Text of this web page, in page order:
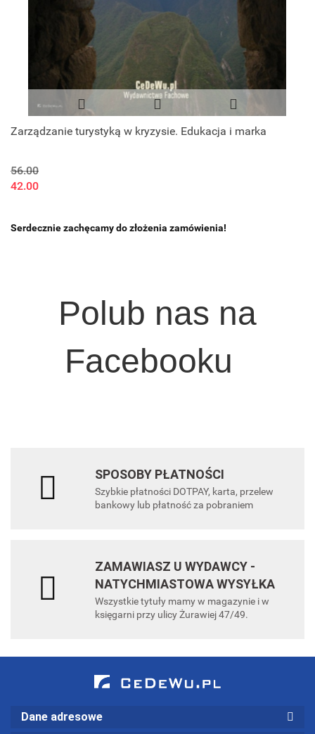
Zarządzanie turystyką w kryzysie. Edukacja i marka
56.00
42.00
Serdecznie zachęcamy do złożenia zamówienia!
Polub nas na
Facebooku
SPOSOBY PŁATNOŚCI
Szybkie płatności DOTPAY, karta, przelew
bankowy lub płatność za pobraniem
ZAMAWIASZ U WYDAWCY -
NATYCHMIASTOWA WYSYŁKA
Wszystkie tytuły mamy w magazynie i w
księgarni przy ulicy Żurawiej 47/49.
Dane adresowe